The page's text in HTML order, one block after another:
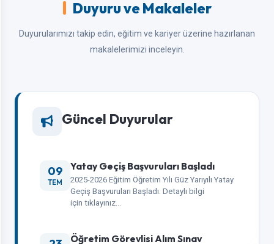
Duyuru ve Makaleler
Duyurularımızı takip edin, eğitim ve kariyer üzerine hazırlanan
makalelerimizi inceleyin.
Güncel Duyurular
09
TEM
Yatay Geçiş Başvuruları Başladı
2025-2026 Eğitim Öğretim Yılı Güz Yarıyılı Yatay
Geçiş Başvuruları Başladı. Detaylı bilgi
için tıklayınız…
Öğretim Görevlisi Alım Sınav